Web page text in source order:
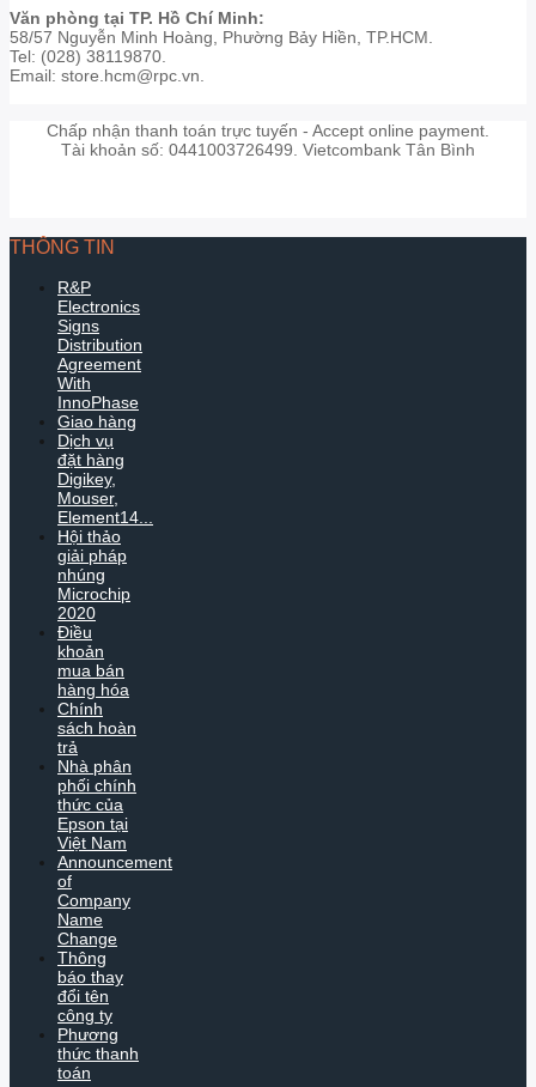
Văn phòng tại TP. Hồ Chí Minh:
58/57 Nguyễn Minh Hoàng, Phường Bảy Hiền, TP.HCM.
Tel: (028) 38119870.
Email: store.hcm@rpc.vn.
Chấp nhận thanh toán trực tuyến - Accept online payment.
Tài khoản số: 0441003726499. Vietcombank Tân Bình
THÔNG TIN
R&P
Electronics
Signs
Distribution
Agreement
With
InnoPhase
Giao hàng
Dịch vụ
đặt hàng
Digikey,
Mouser,
Element14...
Hội thảo
giải pháp
nhúng
Microchip
2020
Điều
khoản
mua bán
hàng hóa
Chính
sách hoàn
trả
Nhà phân
phối chính
thức của
Epson tại
Việt Nam
Announcement
of
Company
Name
Change
Thông
báo thay
đổi tên
công ty
Phương
thức thanh
toán